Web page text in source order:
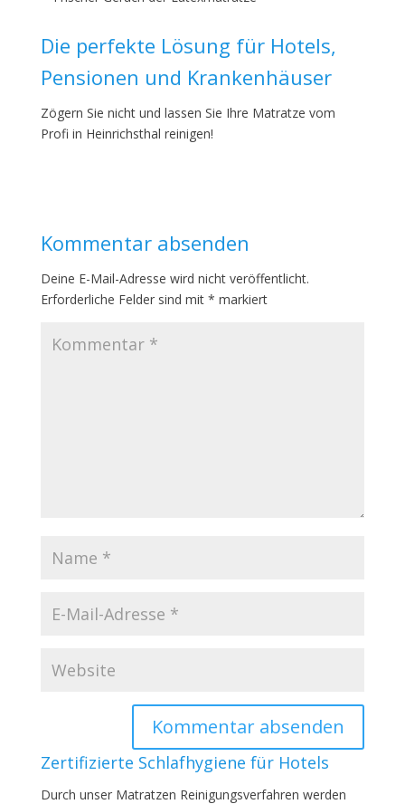
Die perfekte Lösung für Hotels,
Pensionen und Krankenhäuser
Zögern Sie nicht und lassen Sie Ihre Matratze vom
Profi in Heinrichsthal reinigen!
Kommentar absenden
Deine E-Mail-Adresse wird nicht veröffentlicht.
Erforderliche Felder sind mit * markiert
Zertifizierte Schlafhygiene für Hotels
Durch unser Matratzen Reinigungsverfahren werden